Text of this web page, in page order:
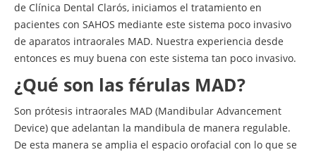
de Clínica Dental Clarós, iniciamos el tratamiento en
pacientes con SAHOS mediante este sistema poco invasivo
de aparatos intraorales MAD. Nuestra experiencia desde
entonces es muy buena con este sistema tan poco invasivo.
¿Qué son las férulas MAD?
Son prótesis intraorales MAD (Mandibular Advancement
Device) que adelantan la mandibula de manera regulable.
De esta manera se amplia el espacio orofacial con lo que se